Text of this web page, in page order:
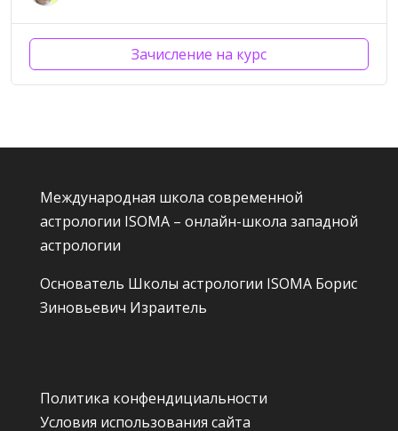
Зачисление на курс
Международная школа современной
астрологии ISOMA – онлайн-школа западной
астрологии
Основатель Школы астрологии ISOMA Борис
Зиновьевич Израитель
Политика конфендициальности
Условия использования сайта